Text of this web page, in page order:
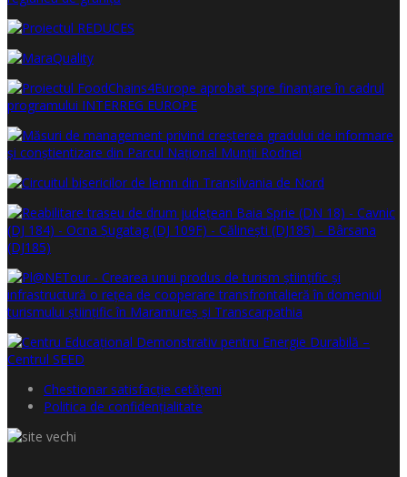
Chestionar satisfacţie cetăţeni
Politica de confidențialitate